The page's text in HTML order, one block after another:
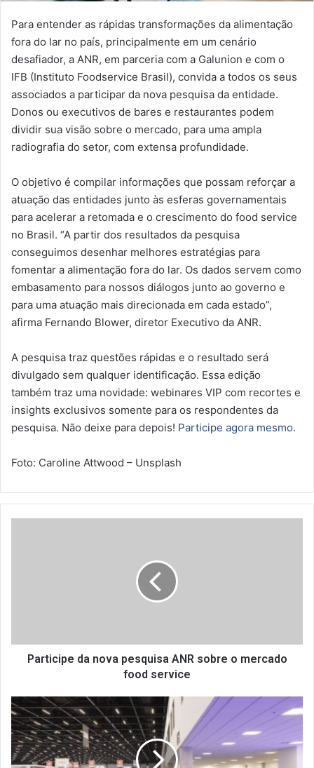
Para entender as rápidas transformações da alimentação
fora do lar no país, principalmente em um cenário
desafiador, a ANR, em parceria com a Galunion e com o
IFB (Instituto Foodservice Brasil), convida a todos os seus
associados a participar da nova pesquisa da entidade.
Donos ou executivos de bares e restaurantes podem
dividir sua visão sobre o mercado, para uma ampla
radiografia do setor, com extensa profundidade.
O objetivo é compilar informações que possam reforçar a
atuação das entidades junto às esferas governamentais
para acelerar a retomada e o crescimento do food service
no Brasil. “A partir dos resultados da pesquisa
conseguimos desenhar melhores estratégias para
fomentar a alimentação fora do lar. Os dados servem como
embasamento para nossos diálogos junto ao governo e
para uma atuação mais direcionada em cada estado”,
afirma Fernando Blower, diretor Executivo da ANR.
A pesquisa traz questões rápidas e o resultado será
divulgado sem qualquer identificação. Essa edição
também traz uma novidade: webinares VIP com recortes e
insights exclusivos somente para os respondentes da
pesquisa. Não deixe para depois! Participe agora mesmo.
Foto: Caroline Attwood – Unsplash
e
o
v
a
p
e
Participe da nova pesquisa ANR sobre o mercado
food service
A
N
R
a
p